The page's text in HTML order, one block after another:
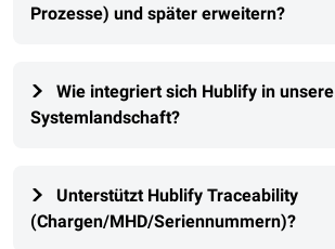
Prozesse) und später erweitern?
Wie integriert sich Hublify in unsere
Systemlandschaft?
Unterstützt Hublify Traceability
(Chargen/MHD/Seriennummern)?